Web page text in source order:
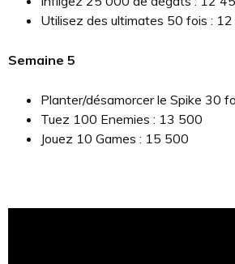
Utilisez des ultimates 50 fois :
Semaine 5
Planter/désamorcer le Spike 30
Tuez 100 Enemies : 13 500
Jouez 10 Games : 15 500